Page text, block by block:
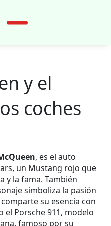
y el
coches
, es el auto
un Mustang rojo que
y la fama. También
simboliza la pasión
comparte su esencia con
el Porsche 911, modelo
famoso por su